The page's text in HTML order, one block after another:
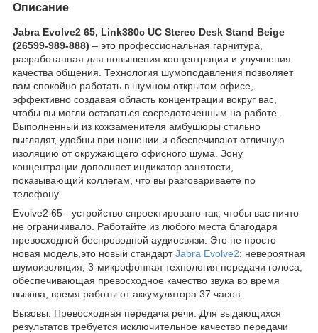
Описание
Jabra Evolve2 65, Link380c UC Stereo Desk Stand Beige
(26599-989-888) – это профессиональная гарнитура,
разработанная для повышения концентрации и улучшения
качества общения. Технология шумоподавления позволяет
вам спокойно работать в шумном открытом офисе,
эффективно создавая область концентрации вокруг вас,
чтобы вы могли оставаться сосредоточенным на работе.
Выполненный из кожзаменителя амбушюры стильно
выглядят, удобны при ношении и обеспечивают отличную
изоляцию от окружающего офисного шума. Зону
концентрации дополняет индикатор занятости,
показывающий коллегам, что вы разговариваете по
телефону.
Evolve2 65 - устройство спроектировано так, чтобы вас ничто
не ограничивало. Работайте из любого места благодаря
превосходной беспроводной аудиосвязи. Это не просто
новая модель,это новый стандартJabra Evolve2: невероятная
шумоизоляция, 3-микрофонная технология передачи голоса,
обеспечивающая превосходное качество звука во время
вызова, время работы от аккумулятора 37 часов.
Вызовы. Превосходная передача речи. Для выдающихся
результатов требуется исключительное качество передачи